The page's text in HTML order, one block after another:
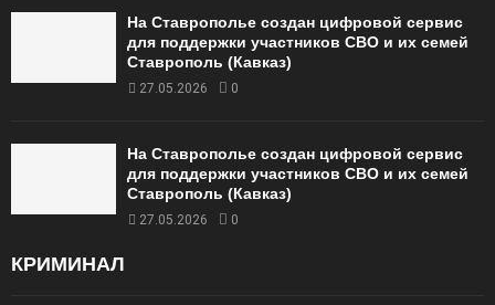
На Ставрополье создан цифровой сервис
для поддержки участников СВО и их семей
Ставрополь (Кавказ)
27.05.2026 0
На Ставрополье создан цифровой сервис
для поддержки участников СВО и их семей
Ставрополь (Кавказ)
27.05.2026 0
КРИМИНАЛ